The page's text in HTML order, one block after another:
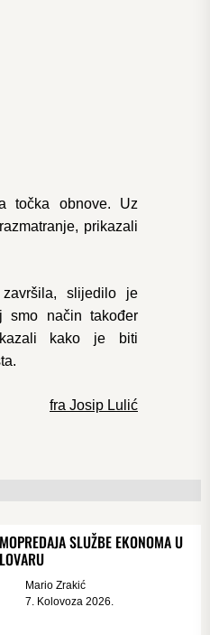
točka obnove. Uz
prikazali
slijedilo je
smo način također
kako je biti
fra Josip Lulić
SLUŽBE EKONOMA U
Mario Zrakić
7. Kolovoza 2026.